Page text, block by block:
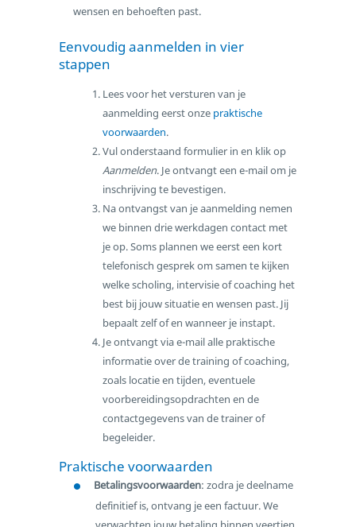
wensen en behoeften past.
Eenvoudig aanmelden in vier
stappen
Lees voor het versturen van je
aanmelding eerst onze praktische
voorwaarden.
Vul onderstaand formulier in en klik op
Aanmelden. Je ontvangt een e-mail om je
inschrijving te bevestigen.
Na ontvangst van je aanmelding nemen
we binnen drie werkdagen contact met
je op. Soms plannen we eerst een kort
telefonisch gesprek om samen te kijken
welke scholing, intervisie of coaching het
best bij jouw situatie en wensen past. Jij
bepaalt zelf of en wanneer je instapt.
Je ontvangt via e-mail alle praktische
informatie over de training of coaching,
zoals locatie en tijden, eventuele
voorbereidingsopdrachten en de
contactgegevens van de trainer of
begeleider.
Praktische voorwaarden
Betalingsvoorwaarden: zodra je deelname
definitief is, ontvang je een factuur. We